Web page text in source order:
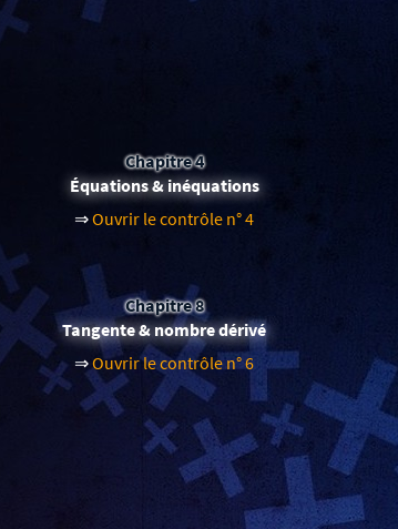
Chapitre 4
Équations & inéquations
⇒Ouvrir le contrôle n° 4
Chapitre 8
Tangente & nombre dérivé
⇒Ouvrir le contrôle n° 6